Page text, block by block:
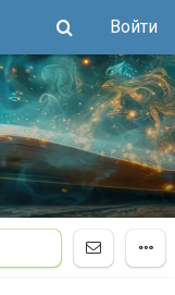
Войти